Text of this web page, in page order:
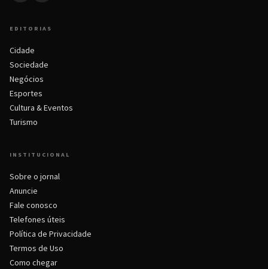
EDITORIAS
Cidade
Sociedade
Negócios
Esportes
Cultura & Eventos
Turismo
INSTITUCIONAL
Sobre o jornal
Anuncie
Fale conosco
Telefones úteis
Política de Privacidade
Termos de Uso
Como chegar